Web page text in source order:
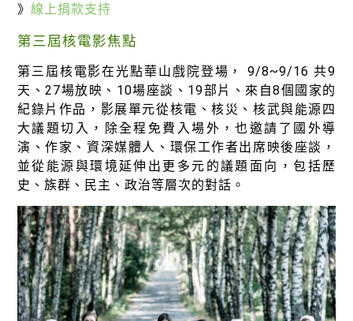
》 線上捐款支持
第三屆核電影焦點
第三屆核電影在光點華山戲院登場， 9/8~9/16 共9
天、27場放映、10場座談、19部片、來自8個國家的
紀錄片作品，影展單元從核電、核災、核武與能源四
大議題切入，除全程免費入場外，也邀請了國外導
演、作家、資深媒體人、環保工作者出席映後座談，
並從能源與環境延伸出更多元的議題面向，包括歷
史、族群、民主、政治等層次的對話。